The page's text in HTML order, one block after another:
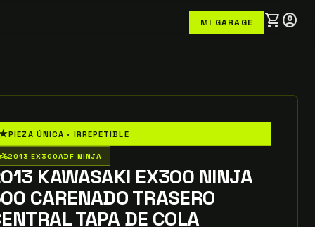
MI GARAGE shopping_cartaccount_circle
PIEZA ÚNICA · IRREPETIBLE
2013 EX300ADF NINJA
KAWASAKI EX300 NINJA
CARENADO TRASERO
TAPA DE COLA